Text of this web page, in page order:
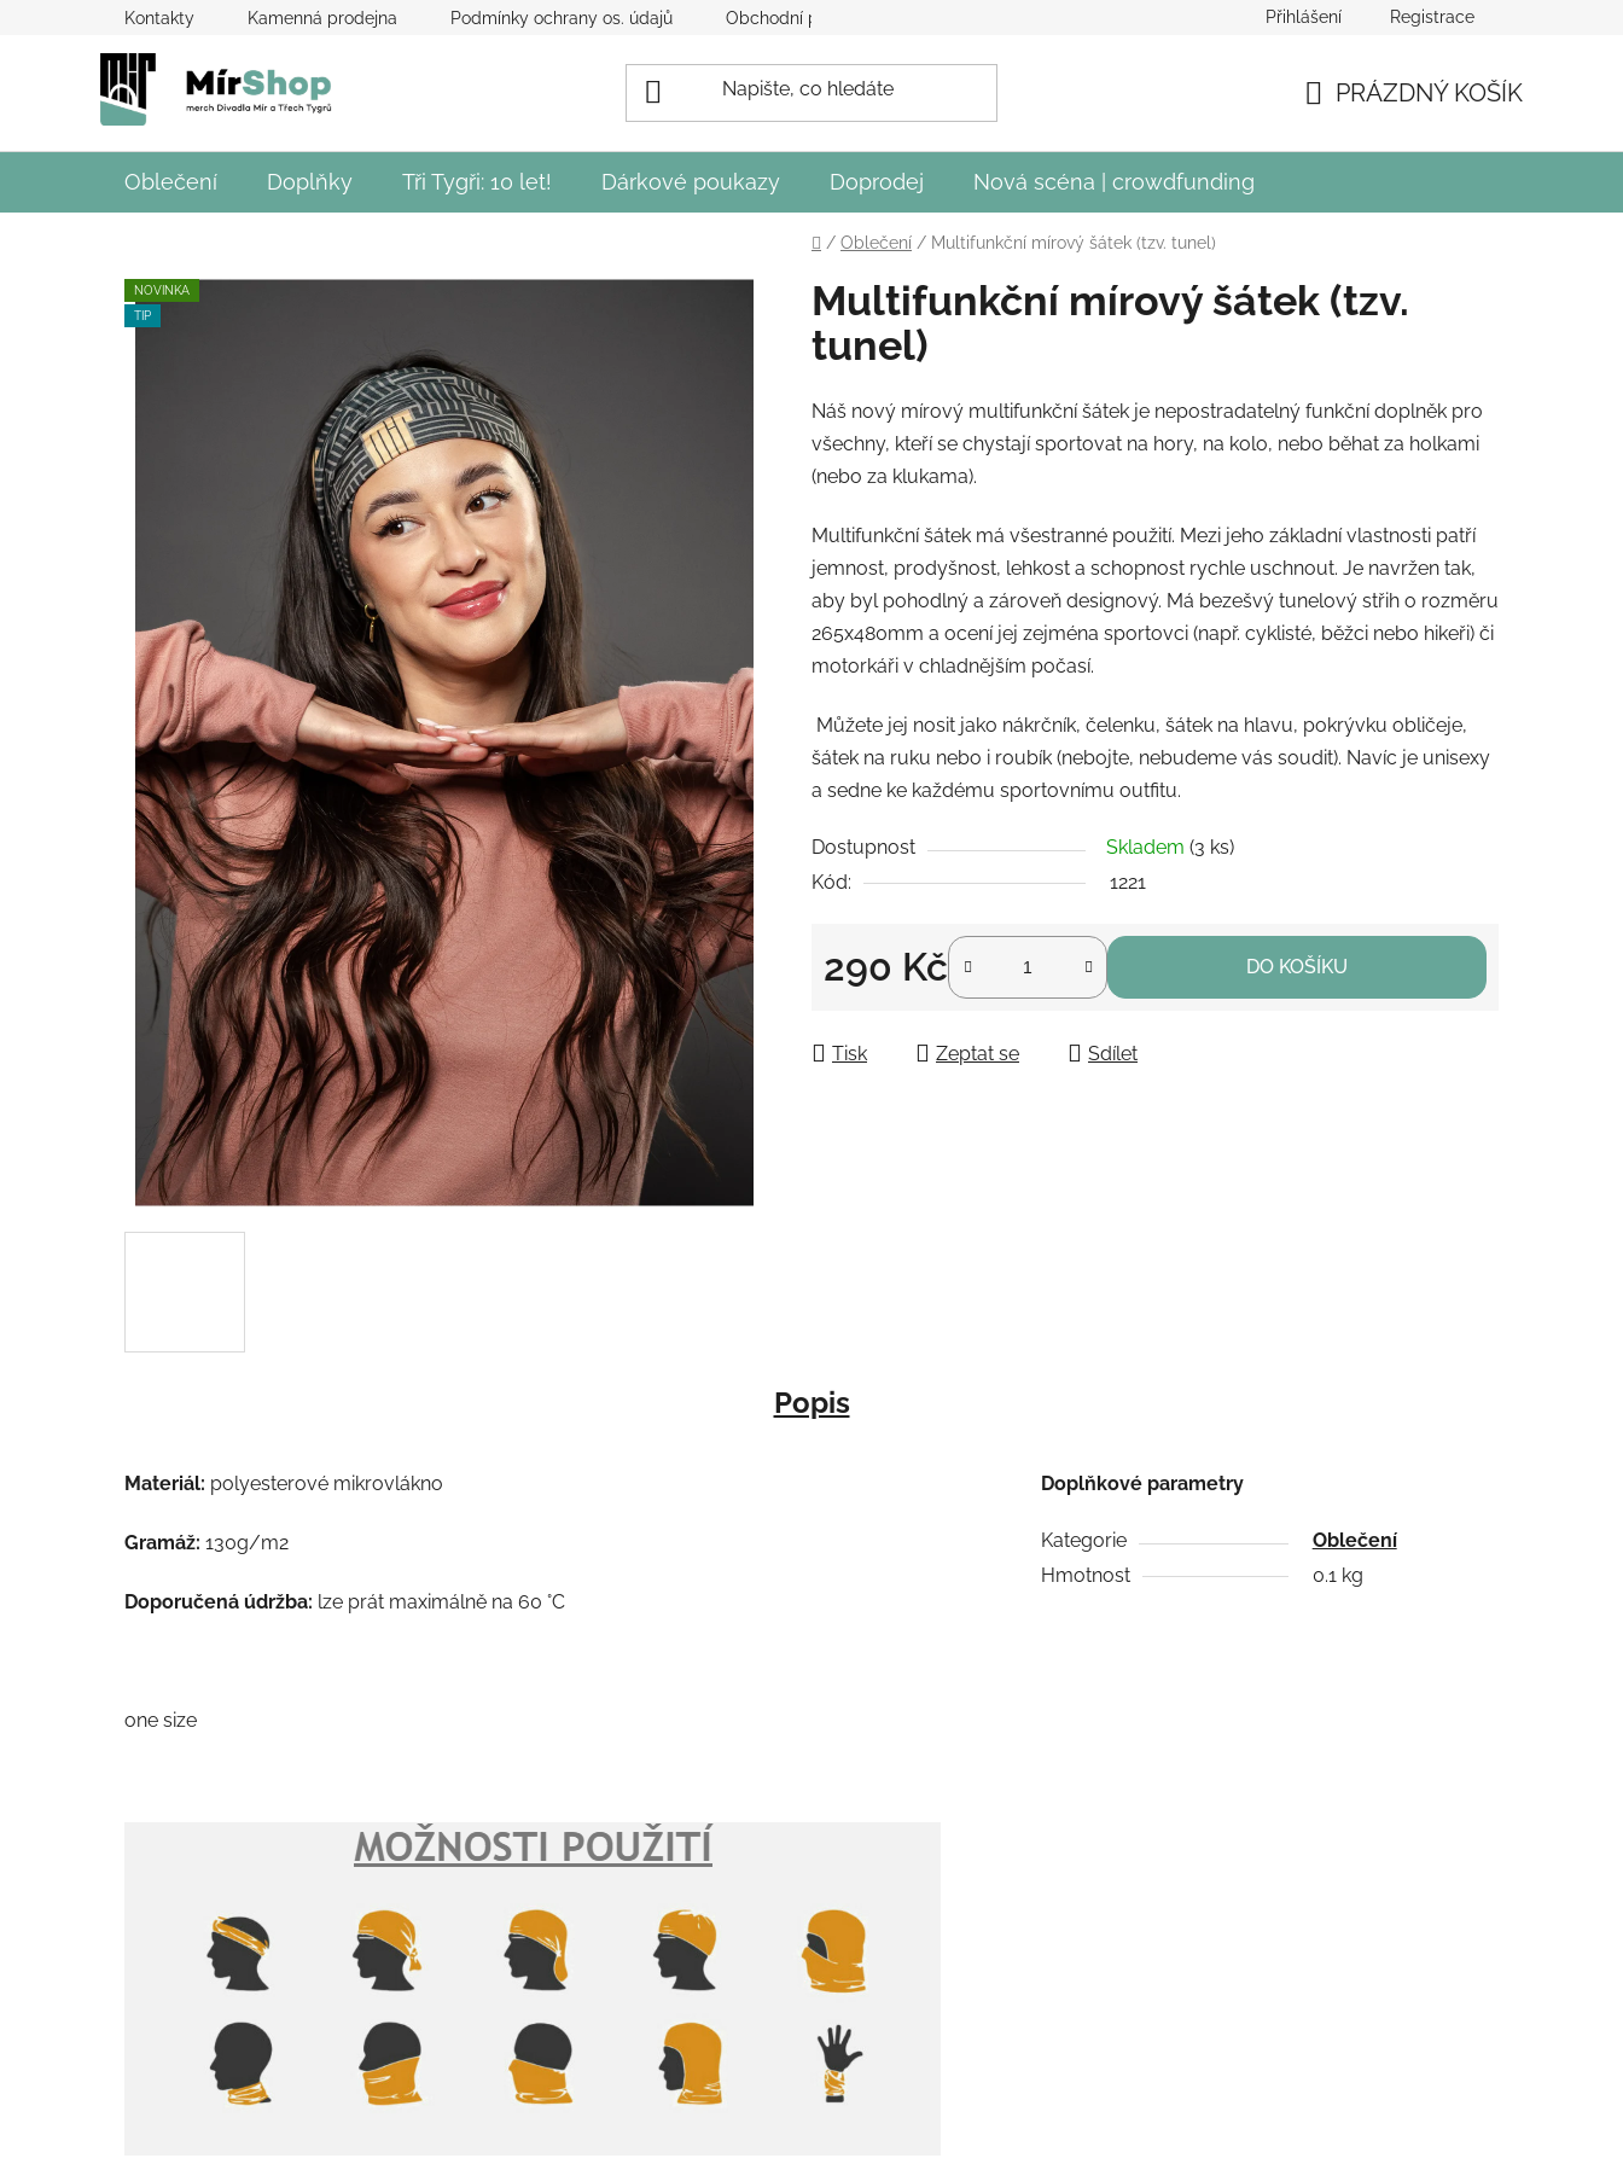
Kontakty Kamenná prodejna Podmínky ochrany os. údajů Obchodní podmínky Obecné podmínky crowdfundingu Divadla MírPřihlášení Registrace
PRÁZDNÝ KOŠÍK
Oblečení Doplňky Tři Tygři: 10 let! Dárkové poukazy Doprodej Nová scéna | crowdfunding
Domů
/ Oblečení / Multifunkční mírový šátek (tzv. tunel)
Multifunkční mírový šátek (tzv.
tunel)
Náš nový mírový multifunkční šátek je nepostradatelný funkční doplněk pro
všechny, kteří se chystají sportovat na hory, na kolo, nebo běhat za holkami
(nebo za klukama).
Multifunkční šátek má všestranné použití. Mezi jeho základní vlastnosti patří
jemnost, prodyšnost, lehkost a schopnost rychle uschnout. Je navržen tak,
aby byl pohodlný a zároveň designový. Má bezešvý tunelový střih o rozměru
265x480mm a ocení jej zejména sportovci (např. cyklisté, běžci nebo hikeři) či
motorkáři v chladnějším počasí.
Můžete jej nosit jako nákrčník, čelenku, šátek na hlavu, pokrývku obličeje,
šátek na ruku nebo i roubík (nebojte, nebudeme vás soudit). Navíc je unisexy
a sedne ke každému sportovnímu outfitu.
Dostupnost Skladem (3 ks)
Kód:
1221
290 Kč DO KOŠÍKU
Tisk Zeptat se Sdílet
NOVINKA
TIP
Popis
Materiál: polyesterové mikrovlákno
Gramáž: 130g/m2
Doporučená údržba: lze prát maximálně na 60 °C
one size
Doplňkové parametry
Kategorie
Oblečení
Hmotnost
0.1 kg